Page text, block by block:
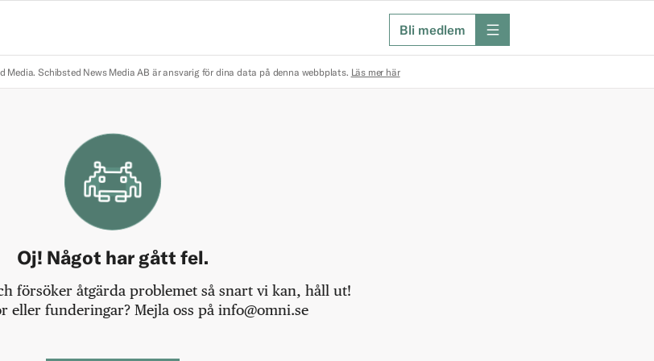
Bli medlem meny
Media. Schibsted News Media AB är ansvarig för dina data på denna webbplats. Läs mer här
Oj! Något har gått fel.
försöker åtgärda problemet så snart vi kan, håll ut!
eller funderingar? Mejla oss på info@omni.se